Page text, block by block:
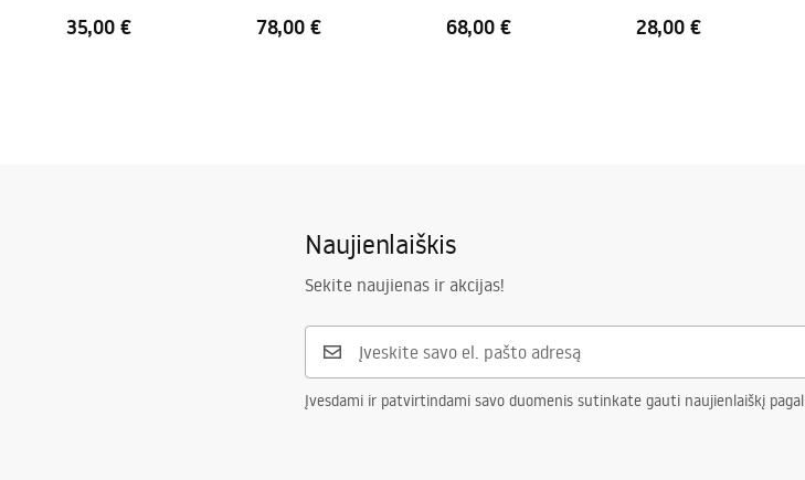
35,00 € 78,00 € 68,00 € 28,00 €
Naujienlaiškis
Sekite naujienas ir akcijas!
Įvesdami ir patvirtindami savo duomenis sutinkate gauti naujienlaiškį pagal